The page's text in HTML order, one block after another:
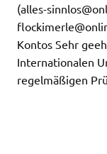
(alles-
Kontos Sehr
Internationalen
regelmäßigen